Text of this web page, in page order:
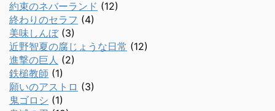
約束のネバーランド (12)
終わりのセラフ (4)
美味しんぼ(3)
近野智夏の腐じょうな日常 (12)
進撃の巨人 (2)
鉄槌教師 (1)
願いのアストロ (3)
鬼ゴロシ (1)